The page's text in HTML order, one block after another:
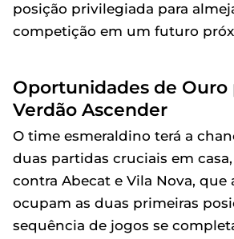
posição privilegiada para
competição em um futuro
Oportunidades de Ouro
Verdão Ascender
O time esmeraldino terá a
duas partidas cruciais em
contra Abecat e Vila Nova,
ocupam as duas primeiras
sequência de jogos se